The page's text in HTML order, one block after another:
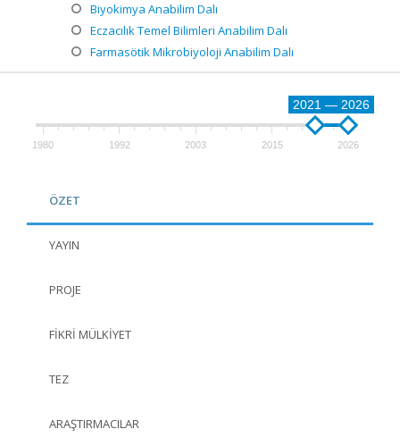
Biyokimya Anabilim Dalı
Eczacılık Temel Bilimleri Anabilim Dalı
Farmasötik Mikrobiyoloji Anabilim Dalı
2021 — 2026
1980 1992 2003 2015 2026
ÖZET
YAYIN
PROJE
FIKRI MÜLKIYET
TEZ
ARAŞTIRMACILAR